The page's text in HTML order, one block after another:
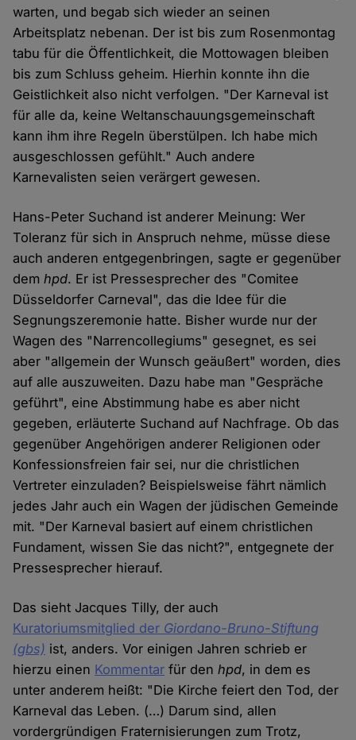
warten, und begab sich wieder an seinen
Arbeitsplatz nebenan. Der ist bis zum Rosenmontag
tabu für die Öffentlichkeit, die Mottowagen bleiben
bis zum Schluss geheim. Hierhin konnte ihn die
Geistlichkeit also nicht verfolgen. "Der Karneval ist
für alle da, keine Weltanschauungsgemeinschaft
kann ihm ihre Regeln überstülpen. Ich habe mich
ausgeschlossen gefühlt." Auch andere
Karnevalisten seien verärgert gewesen.
Hans-Peter Suchand ist anderer Meinung: Wer
Toleranz für sich in Anspruch nehme, müsse diese
auch anderen entgegenbringen, sagte er gegenüber
demhpd. Er ist Pressesprecher des "Comitee
Düsseldorfer Carneval", das die Idee für die
Segnungszeremonie hatte. Bisher wurde nur der
Wagen des "Narrencollegiums" gesegnet, es sei
aber "allgemein der Wunsch geäußert" worden, dies
auf alle auszuweiten. Dazu habe man "Gespräche
geführt", eine Abstimmung habe es aber nicht
gegeben, erläuterte Suchand auf Nachfrage. Ob das
gegenüber Angehörigen anderer Religionen oder
Konfessionsfreien fair sei, nur die christlichen
Vertreter einzuladen? Beispielsweise fährt nämlich
jedes Jahr auch ein Wagen der jüdischen Gemeinde
mit. "Der Karneval basiert auf einem christlichen
Fundament, wissen Sie das nicht?", entgegnete der
Pressesprecher hierauf.
Das sieht Jacques Tilly, der auch
Kuratoriumsmitglied der Giordano-Bruno-Stiftung
(gbs) ist, anders. Vor einigen Jahren schrieb er
hierzu einen Kommentar für denhpd, in dem es
unter anderem heißt: "Die Kirche feiert den Tod, der
Karneval das Leben. (…) Darum sind, allen
vordergründigen Fraternisierungen zum Trotz,